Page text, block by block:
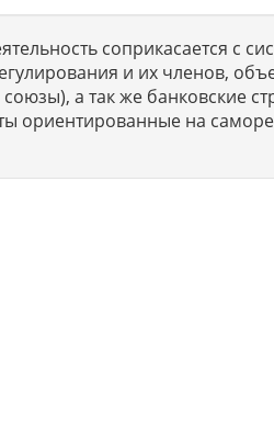
соприкасается с
и их членов,
а так же банковские
ориентированные на